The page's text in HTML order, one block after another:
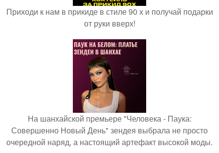
Приходи к нам в прикиде в стиле 90 х и получай подарки
от руки вверх!
На шанхайской премьере "Человека - Паука:
Совершенно Новый День" зендея выбрала не просто
очередной наряд, а настоящий артефакт высокой моды.